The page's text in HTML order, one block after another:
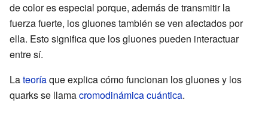
de color es especial porque, además de transmitir la
fuerza fuerte, los gluones también se ven afectados por
ella. Esto significa que los gluones pueden interactuar
entre sí.
Lateoríaque explica cómo funcionan los gluones y los
quarks se llamacromodinámica cuántica.